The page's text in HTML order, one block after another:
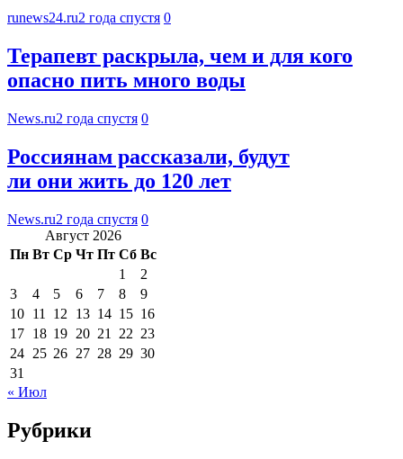
runews24.ru2 года спустя 0
Терапевт раскрыла, чем и для кого
опасно пить много воды
News.ru2 года спустя 0
Россиянам рассказали, будут
ли они жить до 120 лет
News.ru2 года спустя 0
Август 2026
Пн Вт Ср Чт Пт Сб Вс
1
2
3
4 5 6 7 8
9
10 11 12 13 14 15 16
17 18 19 20 21 22 23
24 25 26 27 28 29 30
31
« Июл
Рубрики